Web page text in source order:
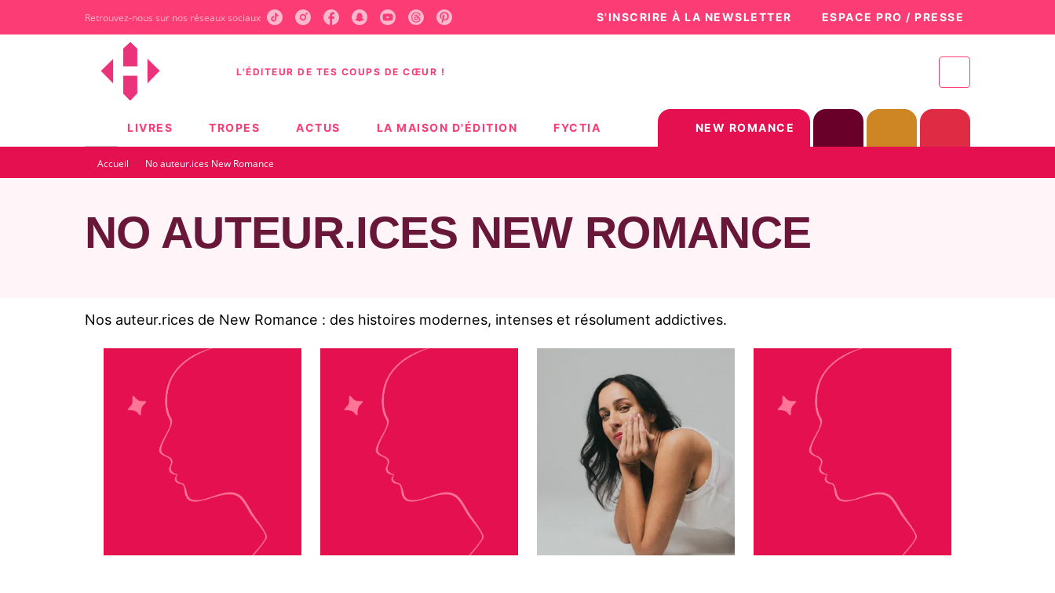
CONTENU PIED DE PAGE
Retrouvez-nous sur nos réseaux sociaux S'INSCRIRE À LA NEWSLETTER ESPACE PRO / PRESSE
L'ÉDITEUR DE TES COUPS DE CŒUR !
LIVRES TROPES ACTUS LA MAISON D'ÉDITION FYCTIA NEW ROMANCE
Accueil · No auteur.ices New Romance
NO AUTEUR.ICES NEW ROMANCE
Nos auteur.rices de New Romance : des histoires modernes, intenses et résolument addictives.